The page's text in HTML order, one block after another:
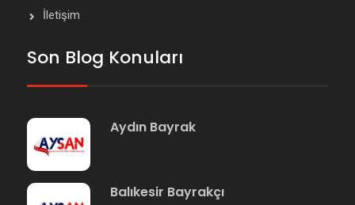
İletişim
Son Blog Konuları
Aydın Bayrak
Balıkesir Bayrakçı